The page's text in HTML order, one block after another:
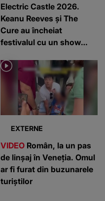
Electric Castle 2026.
Keanu Reeves și The
Cure au încheiat
festivalul cu un show
EXTERNE
VIDEO Român, la un pas
de linșaj în Veneția. Omul
ar fi furat din buzunarele
turiștilor